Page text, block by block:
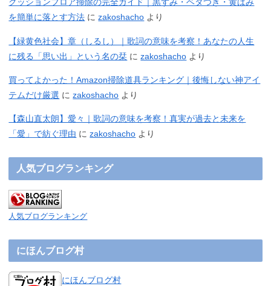
を簡単に落とす方法 にzakoshacho より
【緑黄色社会】章（しるし）｜歌詞の意味を考察！あなたの人生
に残る「思い出」という名の栞 にzakoshacho より
買ってよかった！Amazon掃除道具ランキング｜後悔しない神アイ
テムだけ厳選 にzakoshacho より
【森山直太朗】愛々｜歌詞の意味を考察！真実が過去と未来を
「愛」で紡ぐ理由 にzakoshacho より
人気ブログランキング
人気ブログランキング
にほんブログ村
にほんブログ村